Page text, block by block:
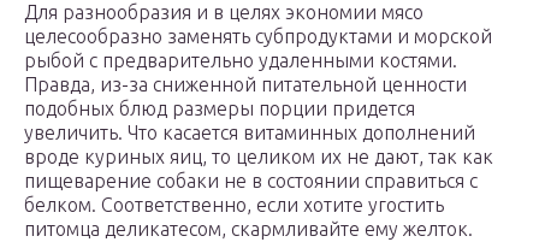
Для разнообразия и в целях экономии мясо
целесообразно заменять субпродуктами и морской
рыбой с предварительно удаленными костями.
Правда, из-за сниженной питательной ценности
подобных блюд размеры порции придется
увеличить. Что касается витаминных дополнений
вроде куриных яиц, то целиком их не дают, так как
пищеварение собаки не в состоянии справиться с
белком. Соответственно, если хотите угостить
питомца деликатесом, скармливайте ему желток.